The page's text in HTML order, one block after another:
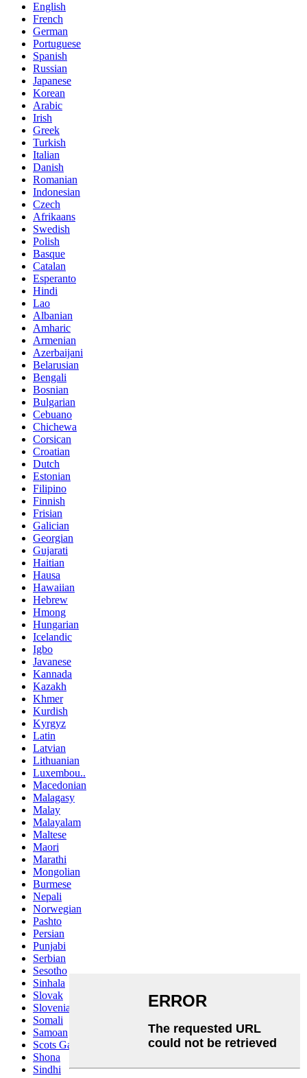
English
French
German
Portuguese
Spanish
Russian
Japanese
Korean
Arabic
Irish
Greek
Turkish
Italian
Danish
Romanian
Indonesian
Czech
Afrikaans
Swedish
Polish
Basque
Catalan
Esperanto
Hindi
Lao
Albanian
Amharic
Armenian
Azerbaijani
Belarusian
Bengali
Bosnian
Bulgarian
Cebuano
Chichewa
Corsican
Croatian
Dutch
Estonian
Filipino
Finnish
Frisian
Galician
Georgian
Gujarati
Haitian
Hausa
Hawaiian
Hebrew
Hmong
Hungarian
Icelandic
Igbo
Javanese
Kannada
Kazakh
Khmer
Kurdish
Kyrgyz
Latin
Latvian
Lithuanian
Luxembou..
Macedonian
Malagasy
Malay
Malayalam
Maltese
Maori
Marathi
Mongolian
Burmese
Nepali
Norwegian
Pashto
Persian
Punjabi
Serbian
Sesotho
Sinhala
Slovak
Slovenian
Somali
Samoan
Scots Gaelic
Shona
Sindhi